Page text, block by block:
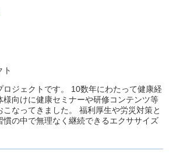
ト
ジェクトです。 10数年にわたって健康経
向けに健康セミナーや研修コンテンツ等
なってきました。 福利厚生や労災対策と
慣の中で無理なく継続できるエクササイズ